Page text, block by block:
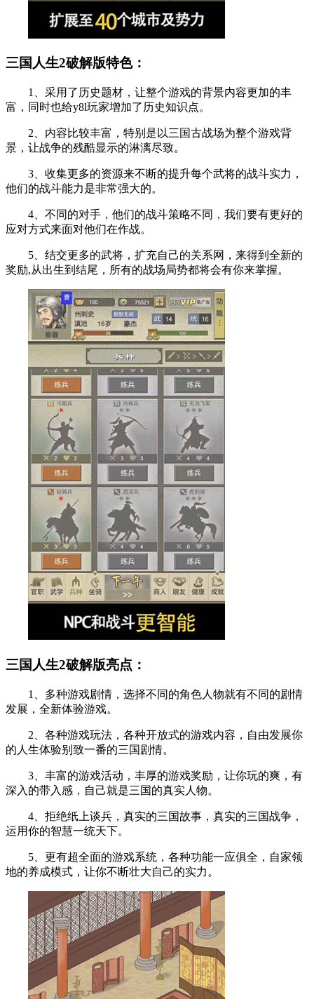
三国人生2破解版特色：
1、采用了历史题材，让整个游戏的背景内容更加的丰
富，同时也给y8l玩家增加了历史知识点。
2、内容比较丰富，特别是以三国古战场为整个游戏背
景，让战争的残酷显示的淋漓尽致。
3、收集更多的资源来不断的提升每个武将的战斗实力，
他们的战斗能力是非常强大的。
4、不同的对手，他们的战斗策略不同，我们要有更好的
应对方式来面对他们在作战。
5、结交更多的武将，扩充自己的关系网，来得到全新的
奖励,从出生到结尾，所有的战场局势都将会有你来掌握。
三国人生2破解版亮点：
1、多种游戏剧情，选择不同的角色人物就有不同的剧情
发展，全新体验游戏。
2、各种游戏玩法，各种开放式的游戏内容，自由发展你
的人生体验别致一番的三国剧情。
3、丰富的游戏活动，丰厚的游戏奖励，让你玩的爽，有
深入的带入感，自己就是三国的真实人物。
4、拒绝纸上谈兵，真实的三国故事，真实的三国战争，
运用你的智慧一统天下。
5、更有超全面的游戏系统，各种功能一应俱全，自家领
地的养成模式，让你不断壮大自己的实力。